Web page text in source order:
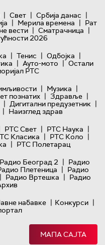
| Свет | Србија данас |
| Мерила времена | Рат
вести | Сматрачница |
2026
| Тенис | Одбојка |
| Ауто-мото | Остали
РТС
| Музика |
познатих | Здравље |
| Дигитални предузетник |
| Наизглед здрав
РТС Свет | РТС Наука |
Класика | РТС Коло |
| РТС Полетарац
Радио Београд 2 | Радио
Плетеница | Радио
| Радио Вртешка | Радио
набавке | Конкурси |
МАПА САЈТА